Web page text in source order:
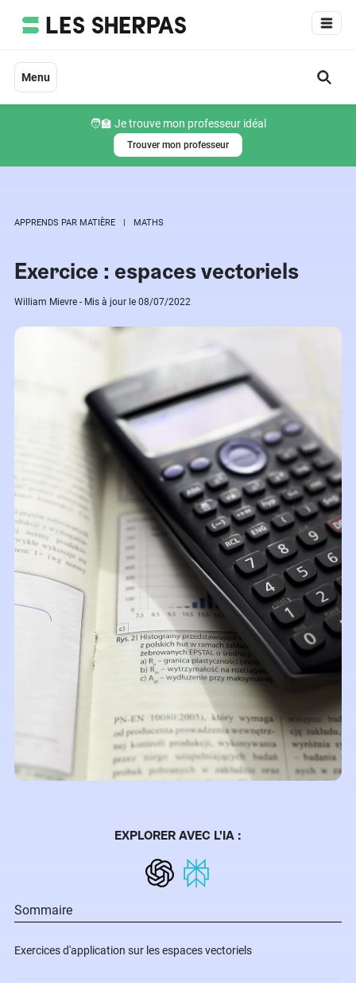
Menu
🧑‍🏫 Je trouve mon professeur idéal
Trouver mon professeur
APPRENDS PAR MATIÈRE MATHS
Exercice : espaces vectoriels
William Mievre - Mis à jour le 08/07/2022
EXPLORER AVEC L'IA :
Sommaire
Exercices d'application sur les espaces vectoriels